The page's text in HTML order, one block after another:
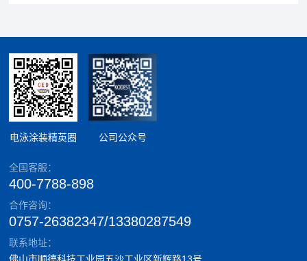
电泳涂装精英圈 公司公众号
全国客服：
400-7788-898
合作咨询：
0757-26382347/13380287549
联系地址：